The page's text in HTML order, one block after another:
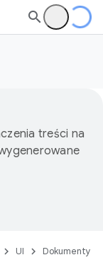
treści na
UI Dokumenty